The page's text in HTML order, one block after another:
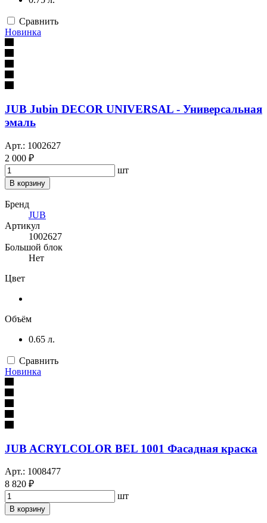
Сравнить
Новинка
JUB Jubin DECOR UNIVERSAL - Универсальная
эмаль
Арт.: 1002627
2 000 ₽
шт
В корзину
Бренд
JUB
Артикул
1002627
Большой блок
Нет
Цвет
Объём
0.65 л.
Сравнить
Новинка
JUB ACRYLCOLOR BEL 1001 Фасадная краска
Арт.: 1008477
8 820 ₽
шт
В корзину